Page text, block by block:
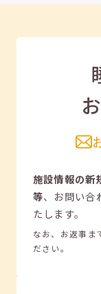
施設情報の新
等、 お問い合
たします。
なお、お返事ま
ださい。